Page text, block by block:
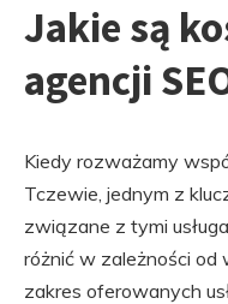
Jakie są
agencji
Kiedy rozważamy
Tczewie, jednym z
związane z tymi
różnić w zależności od
zakres oferowanych